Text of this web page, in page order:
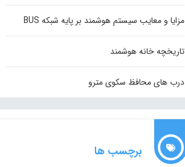
مزایا و معایب سیستم هوشمند بر پایه شبکه BUS
تاریخچه خانه هوشمند
درب های محافظ سکوی مترو
برچسب ها